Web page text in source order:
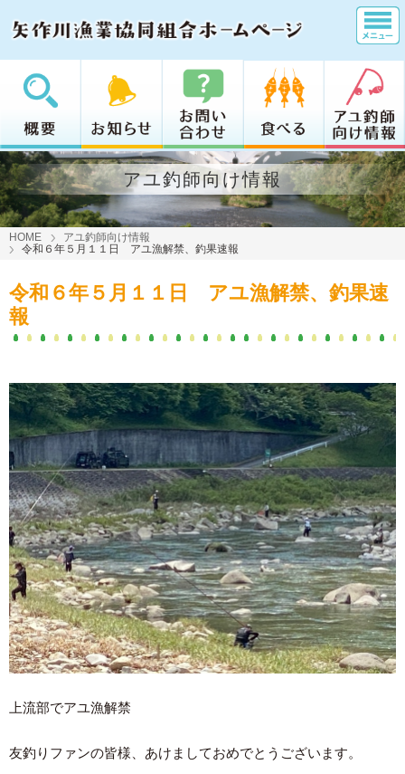
アユ釣師向け情報
HOME
アユ釣師向け情報
令和６年５月１１日 アユ漁解禁、釣果速報
令和６年５月１１日 アユ漁解禁、釣果速
報
上流部でアユ漁解禁
友釣りファンの皆様、あけましておめでとうございます。